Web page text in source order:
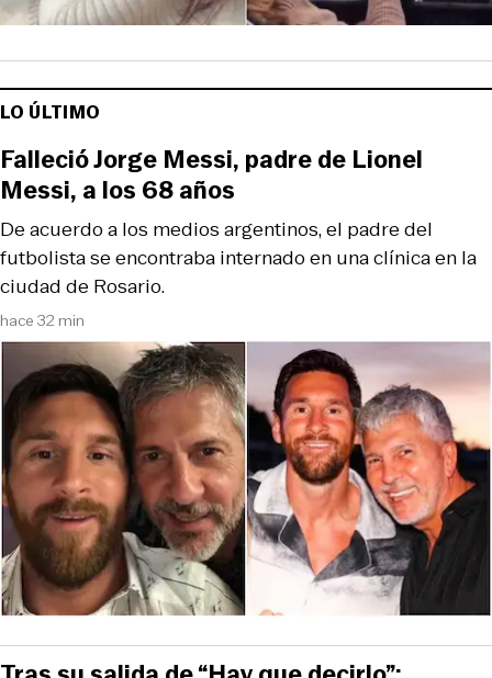
LO ÚLTIMO
hace 32 min
De acuerdo a los medios argentinos, el padre del
futbolista se encontraba internado en una clínica en la
ciudad de Rosario.
Falleció Jorge Messi, padre de Lionel
Messi, a los 68 años